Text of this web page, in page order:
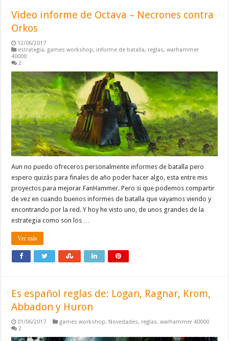
Video informe de Octava – Necrones contra
Orkos
12/06/2017
estrategia, games workshop, informe de batalla, reglas,warhammer
40000
2
Aun no puedo ofreceros personalmente informes de batalla pero
espero quizás para finales de año poder hacer algo, esta entre mis
proyectos para mejorar FanHammer. Pero si que podemos compartir
de vez en cuando buenos informes de batalla que vayamos viendo y
encontrando por la red. Y hoy he visto uno, de unos grandes de la
estrategia como son los …
Ver más
Es español reglas de: Logan, Ragnar, Krom,
Abbadon y Huron
01/06/2017 games workshop, Novedades, reglas,warhammer 40000
2